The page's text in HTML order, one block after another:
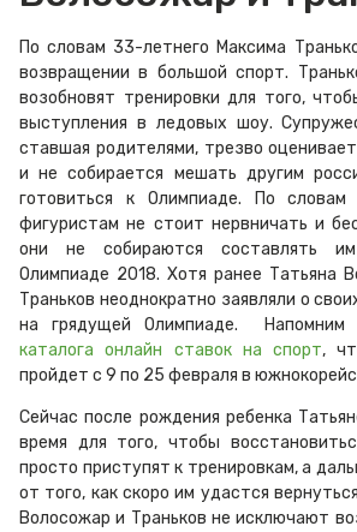
По словам 33-летнего Максима
возвращении в большой спорт.
возобновят тренировки для того,
выступления в ледовых шоу.
ставшая родителями, трезво
и не собирается мешать другим
готовиться к Олимпиаде. По
фигуристам не стоит нервничать и
они не собираются составлять
Олимпиаде 2018. Хотя ранее Татьяна
Траньков неоднократно заявляли о
на грядущей Олимпиаде. Напомним
каталога онлайн ставок на спорт,
пройдет с 9 по 25 февраля в
Сейчас после рождения ребенка
время для того, чтобы
просто приступят к тренировкам, а
от того, как скоро им удастся
Волосожар и Траньков не исключают